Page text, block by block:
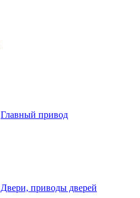
Главный привод
Двери, приводы дверей